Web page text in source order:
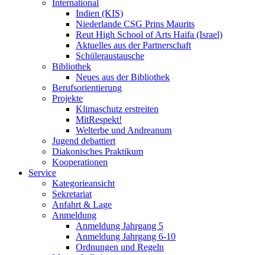
International
Indien (KIS)
Niederlande CSG Prins Maurits
Reut High School of Arts Haifa (Israel)
Aktuelles aus der Partnerschaft
Schüleraustausche
Bibliothek
Neues aus der Bibliothek
Berufsorientierung
Projekte
Klimaschutz erstreiten
MitRespekt!
Welterbe und Andreanum
Jugend debattiert
Diakonisches Praktikum
Kooperationen
Service
Kategorieansicht
Sekretariat
Anfahrt & Lage
Anmeldung
Anmeldung Jahrgang 5
Anmeldung Jahrgang 6-10
Ordnungen und Regeln